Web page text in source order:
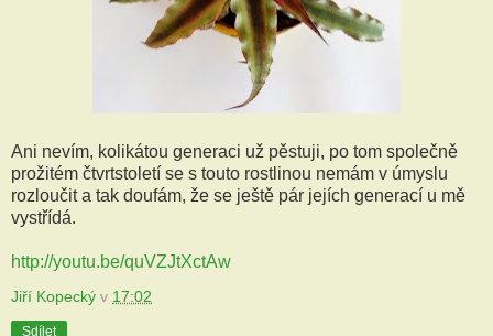
Ani nevím, kolikátou generaci už pěstuji, po tom společně
prožitém čtvrtstoletí se s touto rostlinou nemám v úmyslu
rozloučit a tak doufám, že se ještě pár jejích generací u mě
vystřídá.
http://youtu.be/quVZJtXctAw
Jiří Kopecký v 17:02
Sdílet